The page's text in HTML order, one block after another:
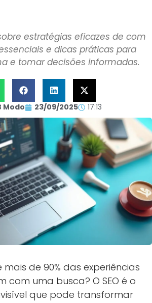
estratégias eficazes de com
e dicas práticas para
e tomar decisões informadas.
Modo 23/09/2025 17:13
de 90% das experiências
com uma busca? O SEO é o
que pode transformar